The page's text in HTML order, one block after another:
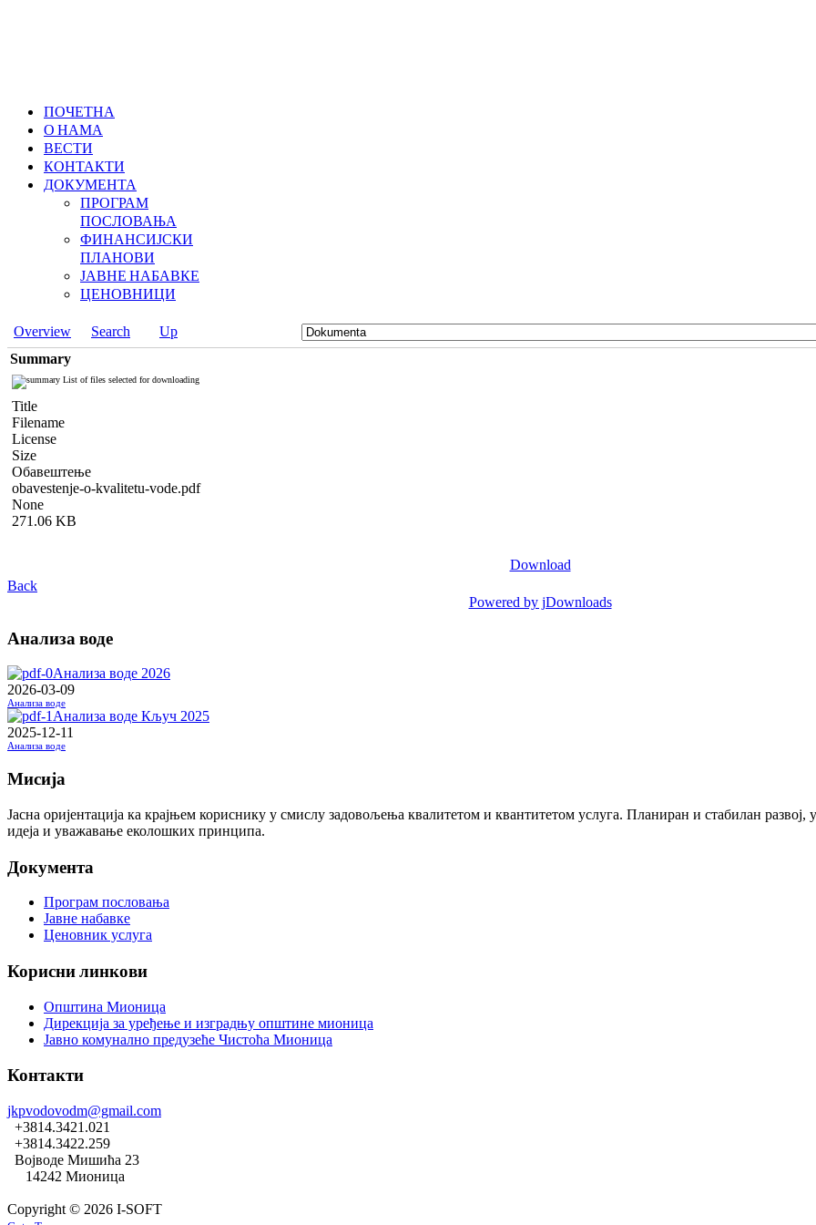
ПОЧЕТНА
О НАМА
ВЕСТИ
КОНТАКТИ
ДОКУМЕНТА
ПРОГРАМ
ПОСЛОВАЊА
ФИНАНСИЈСКИ
ПЛАНОВИ
ЈАВНЕ НАБАВКЕ
ЦЕНОВНИЦИ
Overview Search
Up
Summary
List of files selected for downloading
Title
Filename
License
Size
Обавештење
obavestenje-o-kvalitetu-vode.pdf
None
271.06 KB
Download
Back
Powered by jDownloads
Анализа воде
Анализа воде 2026
2026-03-09
Анализа воде
Анализа воде Кључ 2025
2025-12-11
Анализа воде
Мисија
Јасна оријентација ка крајњем кориснику у смислу задовољења квалитетом и квантитетом услуга. Планиран и стабилан
идеја и уважавање еколошких принципа.
Документа
Програм пословања
Јавне набавке
Ценовник услуга
Корисни линкови
Општина Мионица
Дирекција за уређење и изградњу општине мионица
Јавно комунално предузеће Чистоћа Мионица
Контакти
jkpvodovodm@gmail.com
+3814.3421.021
+3814.3422.259
Војводе Мишића 23
14242 Мионица
Copyright © 2026 I-SOFT